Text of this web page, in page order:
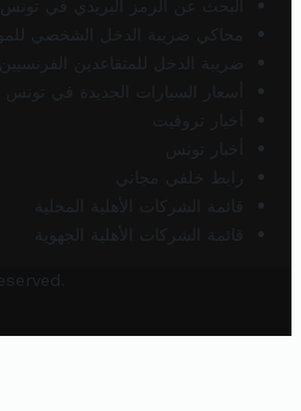
البحث عن الرمز البريدي في تونس
محاكي ضريبة الدخل الشخصي
ضريبة الدخل للمتقاعدين
أسعار السيارات الجديدة في تونس
أخبار تروفيت
أخبار تونس
رابط خلفي مجاني
قائمة الشركات الأهلية المحلية
قائمة الشركات الأهلية الجهوية